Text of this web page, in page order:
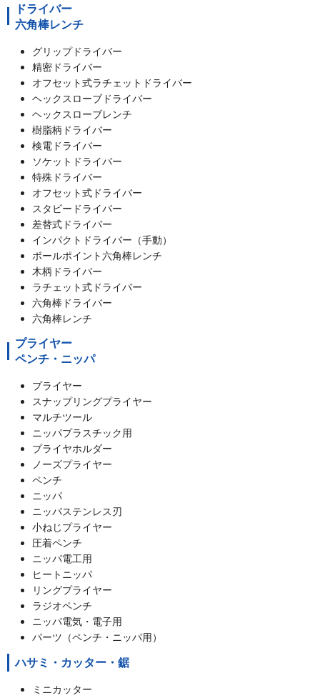
ドライバー
六角棒レンチ
グリップドライバー
精密ドライバー
オフセット式ラチェットドライバー
ヘックスローブドライバー
ヘックスローブレンチ
樹脂柄ドライバー
検電ドライバー
ソケットドライバー
特殊ドライバー
オフセット式ドライバー
スタビードライバー
差替式ドライバー
インパクトドライバー（手動）
ボールポイント六角棒レンチ
木柄ドライバー
ラチェット式ドライバー
六角棒ドライバー
六角棒レンチ
プライヤー
ペンチ・ニッパ
プライヤー
スナップリングプライヤー
マルチツール
ニッパプラスチック用
プライヤホルダー
ノーズプライヤー
ペンチ
ニッパ
ニッパステンレス刃
小ねじプライヤー
圧着ペンチ
ニッパ電工用
ヒートニッパ
リングプライヤー
ラジオペンチ
ニッパ電気・電子用
パーツ（ペンチ・ニッパ用）
ハサミ・カッター・鋸
ミニカッター